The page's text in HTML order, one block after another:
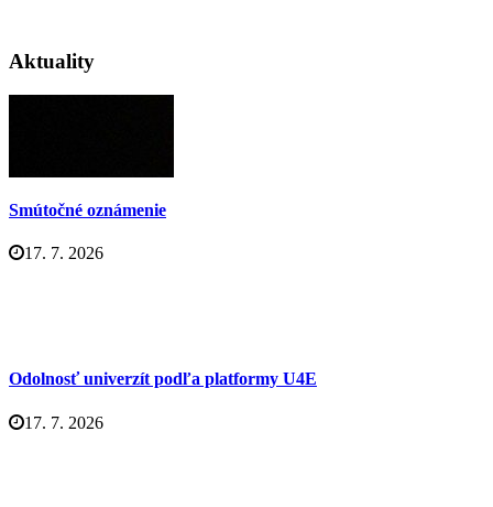
Aktuality
Smútočné oznámenie
17. 7. 2026
Odolnosť univerzít podľa platformy U4E
17. 7. 2026